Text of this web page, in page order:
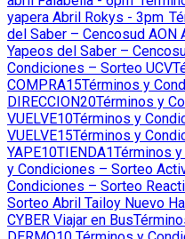
yapera Abril Rokys - 3pm
del Saber – Cencosud AON
Yapeos del Saber –
Condiciones – Sorteo UCV
COMPRA15Términos y
DIRECCION20Términos y
VUELVE10Términos y
VUELVE15Términos y
YAPE10TIENDA1Términos
y Condiciones – Sorteo
Condiciones – Sorteo
Sorteo Abril Tailoy Nuevo
CYBER Viajar en Bus